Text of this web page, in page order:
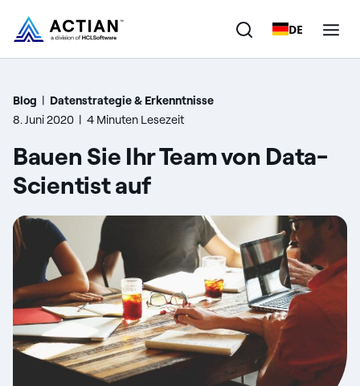
DE
Produkte
Kunden
Unternehmen
Ressourcen
Blog | Datenstrategie & Erkenntnisse
8. Juni 2020 | 4 Minuten Lesezeit
Bauen Sie Ihr Team von Data-
Scientist auf